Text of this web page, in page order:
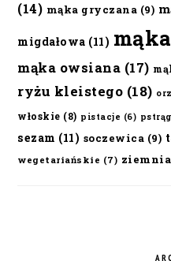
(14) mąka gryczana (9)
migdałowa (11)
mąka owsiana (17)
ryżu kleistego (18)
włoskie (8) pistacje (6) pstrąg
sezam (11) soczewica (9)
wegetariańskie (7)